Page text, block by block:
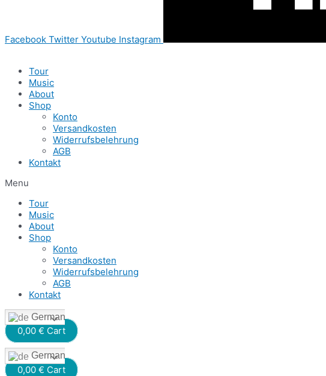
Facebook Twitter Youtube Instagram
Tour
Music
About
Shop
Konto
Versandkosten
Widerrufsbelehrung
AGB
Kontakt
Menu
Tour
Music
About
Shop
Konto
Versandkosten
Widerrufsbelehrung
AGB
Kontakt
German
0,00 € Cart
German
0,00 € Cart